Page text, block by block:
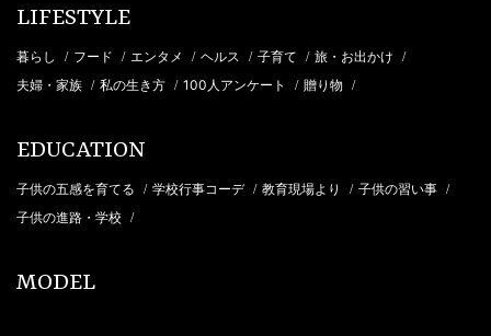
LIFESTYLE
暮らし / フード / エンタメ / ヘルス / 子育て / 旅・お出かけ /
夫婦・家族 / 私の生き方 / 100人アンケート / 贈り物 /
EDUCATION
子供の五感を育てる / 学校行事コーデ / 教育現場より / 子供の習い事 /
子供の進路・学校 /
MODEL